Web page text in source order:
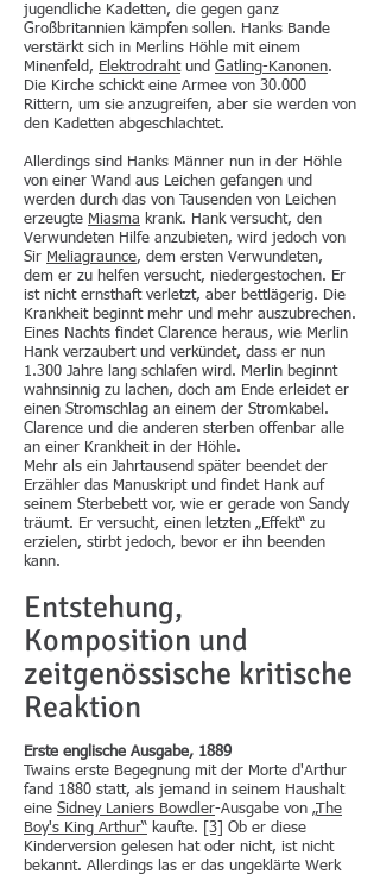
jugendliche Kadetten, die gegen ganz
Großbritannien kämpfen sollen. Hanks Bande
verstärkt sich in Merlins Höhle mit einem
Minenfeld, Elektrodrahtund Gatling-Kanonen.
Die Kirche schickt eine Armee von 30.000
Rittern, um sie anzugreifen, aber sie werden von
den Kadetten abgeschlachtet.
Allerdings sind Hanks Männer nun in der Höhle
von einer Wand aus Leichen gefangen und
werden durch das von Tausenden von Leichen
erzeugte Miasma krank. Hank versucht, den
Verwundeten Hilfe anzubieten, wird jedoch von
Sir Meliagraunce, dem ersten Verwundeten,
dem er zu helfen versucht, niedergestochen. Er
ist nicht ernsthaft verletzt, aber bettlägerig. Die
Krankheit beginnt mehr und mehr auszubrechen.
Eines Nachts findet Clarence heraus, wie Merlin
Hank verzaubert und verkündet, dass er nun
1.300 Jahre lang schlafen wird. Merlin beginnt
wahnsinnig zu lachen, doch am Ende erleidet er
einen Stromschlag an einem der Stromkabel.
Clarence und die anderen sterben offenbar alle
an einer Krankheit in der Höhle.
Mehr als ein Jahrtausend später beendet der
Erzähler das Manuskript und findet Hank auf
seinem Sterbebett vor, wie er gerade von Sandy
träumt. Er versucht, einen letzten „Effekt“ zu
erzielen, stirbt jedoch, bevor er ihn beenden
kann.
Entstehung,
Komposition und
zeitgenössische kritische
Reaktion
Erste englische Ausgabe, 1889
Twains erste Begegnung mit der Morte d'Arthur
fand 1880 statt, als jemand in seinem Haushalt
eine Sidney Laniers Bowdler-Ausgabe von „The
Boy's King Arthur“ kaufte. [3]
Ob er diese
Kinderversion gelesen hat oder nicht, ist nicht
bekannt. Allerdings las er das ungeklärte Werk